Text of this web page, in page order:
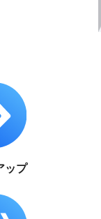
ップ